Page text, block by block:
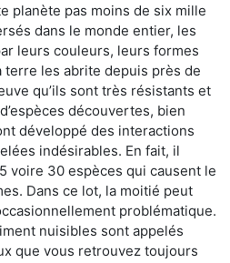
planète pas moins de six mille
dans le monde entier, les
leurs couleurs, leurs formes
terre les abrite depuis près de
qu’ils sont très résistants et
découvertes, bien
développé des interactions
indésirables. En fait, il
voire 30 espèces qui causent le
Dans ce lot, la moitié peut
problématique.
nuisibles sont appelés
que vous retrouvez toujours